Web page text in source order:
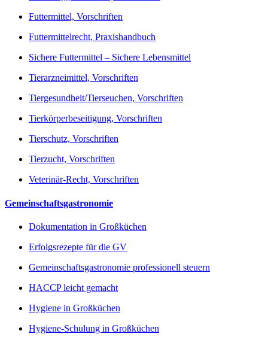
Futtermittel, Vorschriften
Futtermittelrecht, Praxishandbuch
Sichere Futtermittel – Sichere Lebensmittel
Tierarzneimittel, Vorschriften
Tiergesundheit/Tierseuchen, Vorschriften
Tierkörperbeseitigung, Vorschriften
Tierschutz, Vorschriften
Tierzucht, Vorschriften
Veterinär-Recht, Vorschriften
Gemeinschaftsgastronomie
Dokumentation in Großküchen
Erfolgsrezepte für die GV
Gemeinschaftsgastronomie professionell steuern
HACCP leicht gemacht
Hygiene in Großküchen
Hygiene-Schulung in Großküchen